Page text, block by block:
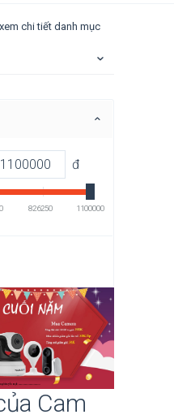
chi tiết danh mục
đ
826250 1100000
Cam